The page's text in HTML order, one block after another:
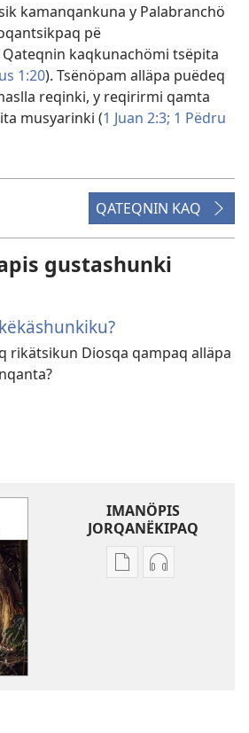
kamanqankuna y Palabranchö
pë
kaqkunachömi tsëpita
1:20). Tsënöpam alläpa puëdeq
reqinki, y reqirirmi qamta
musyarinki (1 Juan 2:3; 1 Pëdru
QATEQNIN KAQ
gustashunki
rikätsikun Diosqa qampaq alläpa
IMANÖPIS
JORQANËKIPAQ
Mëqanchöpis